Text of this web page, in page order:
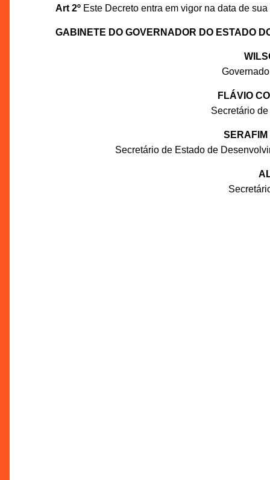
Art 2ºEste Decreto entra em vigor na data de
GABINETE DO GOVERNADOR DO ESTADO
FLÁVIO
Secretário
Secretário de Estado de